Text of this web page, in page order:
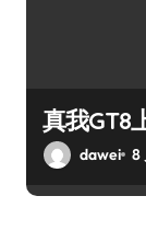
真我GT8
dawei 8